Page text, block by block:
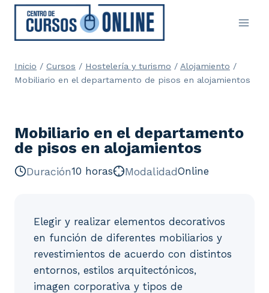
Saltar
contenido
Inicio / Cursos / Hostelería y turismo / Alojamiento /
Mobiliario en el departamento de pisos en alojamientos
Mobiliario en el departamento
de pisos en alojamientos
Duración10 horas ModalidadOnline
Elegir y realizar elementos decorativos
en función de diferentes mobiliarios y
revestimientos de acuerdo con distintos
entornos, estilos arquitectónicos,
imagen corporativa y tipos de